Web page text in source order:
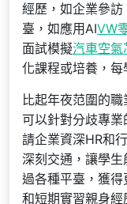
經歷，如企業參
臺，如應用AIVW
面試模擬汽車空氣
化課程或培養，
比起年夜范圍的
可以針對分歧專
請企業資深HR和
深刻交通，讓學
過各種平臺，獲
和短期實習親身經